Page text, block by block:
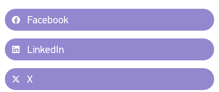
Facebook
LinkedIn
X